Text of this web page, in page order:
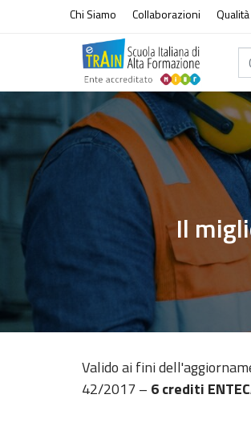
Vai al contenuto
Chi Siamo Collaborazioni Qualità
Il
Valido ai fini
42/2017 – 6 crediti